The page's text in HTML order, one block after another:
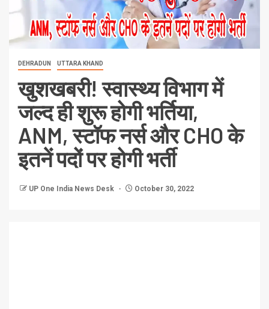
DEHRADUN UTTARA KHAND
खुशखबरी! स्वास्थ्य विभाग में
जल्द ही शुरू होगी भर्तिया,
ANM, स्टॉफ नर्स और CHO के
इतनें पदों पर होगी भर्ती
UP One India News Desk October 30, 2022